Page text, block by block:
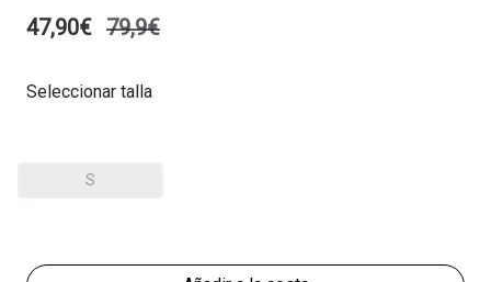
47,90€ 79,9€
Seleccionar talla
S